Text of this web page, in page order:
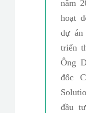
năm
hoạt
dự án
triển
Ông
đốc
đầu